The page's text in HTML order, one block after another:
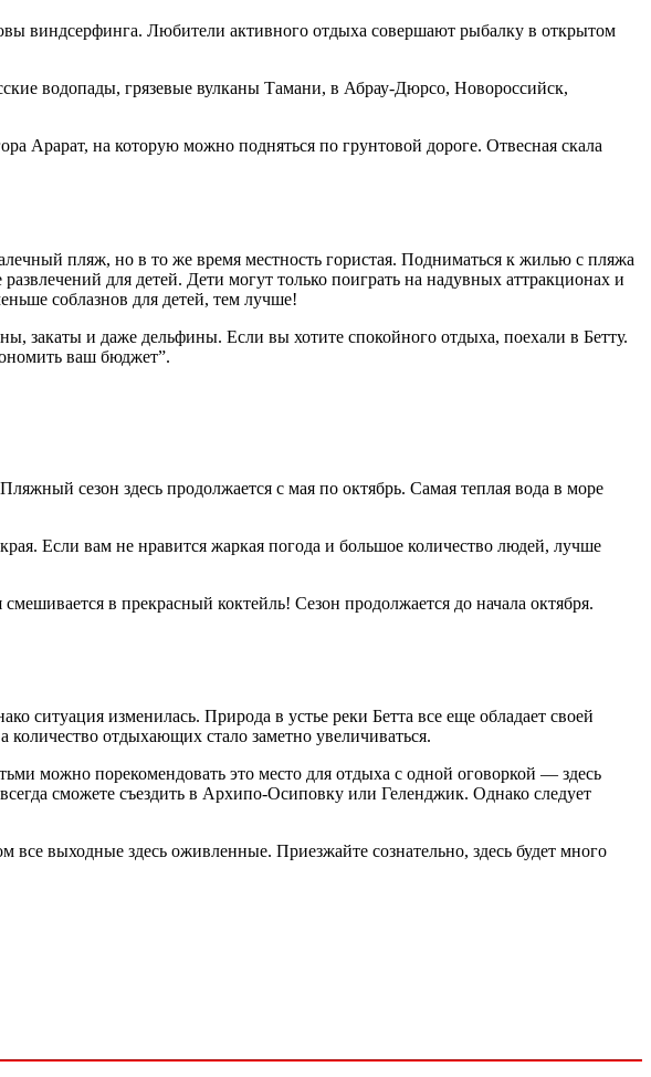
виндсерфинга. Любители активного отдыха совершают рыбалку в открытом
водопады, грязевые вулканы Тамани, в Абрау-Дюрсо, Новороссийск,
Арарат, на которую можно подняться по грунтовой дороге. Отвесная скала
пляж, но в то же время местность гористая. Подниматься к жилью с пляжа
для детей. Дети могут только поиграть на надувных аттракционах и
соблазнов для детей, тем лучше!
закаты и даже дельфины. Если вы хотите спокойного отдыха, поехали в Бетту.
ваш бюджет”.
сезон здесь продолжается с мая по октябрь. Самая теплая вода в море
Если вам не нравится жаркая погода и большое количество людей, лучше
в прекрасный коктейль! Сезон продолжается до начала октября.
ситуация изменилась. Природа в устье реки Бетта все еще обладает своей
отдыхающих стало заметно увеличиваться.
можно порекомендовать это место для отдыха с одной оговоркой — здесь
сможете съездить в Архипо-Осиповку или Геленджик. Однако следует
выходные здесь оживленные. Приезжайте сознательно, здесь будет много